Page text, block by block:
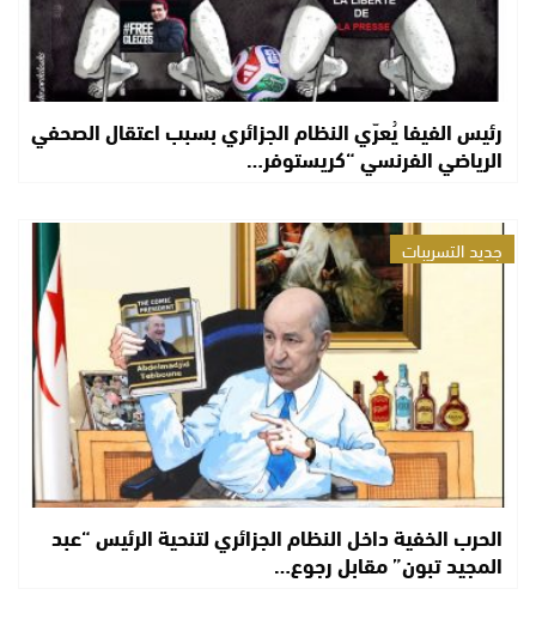
رئيس الفيفا يُعرّي النظام الجزائري بسبب اعتقال الصحفي
الرياضي الفرنسي “كريستوفر…
جديد التسريبات
الحرب الخفية داخل النظام الجزائري لتنحية الرئيس “عبد
المجيد تبون” مقابل رجوع…